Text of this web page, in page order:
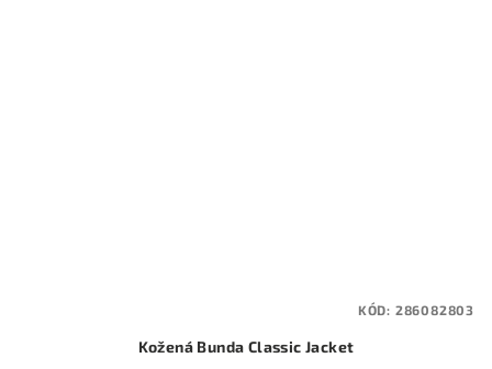
Kožená Bunda Classic Jacket
KÓD: 286082803